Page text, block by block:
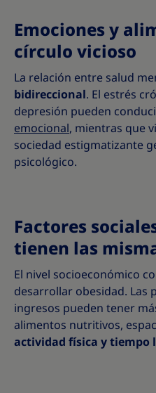
Emociones y
círculo vicioso
La relación entre salud
bidireccional. El estrés
depresión pueden
emocional, mientras que
sociedad estigmatizante
psicológico.
Factores
tienen las
El nivel socioeconómico
desarrollar obesidad. Las
ingresos pueden tener
alimentos nutritivos,
actividad física y tiempo